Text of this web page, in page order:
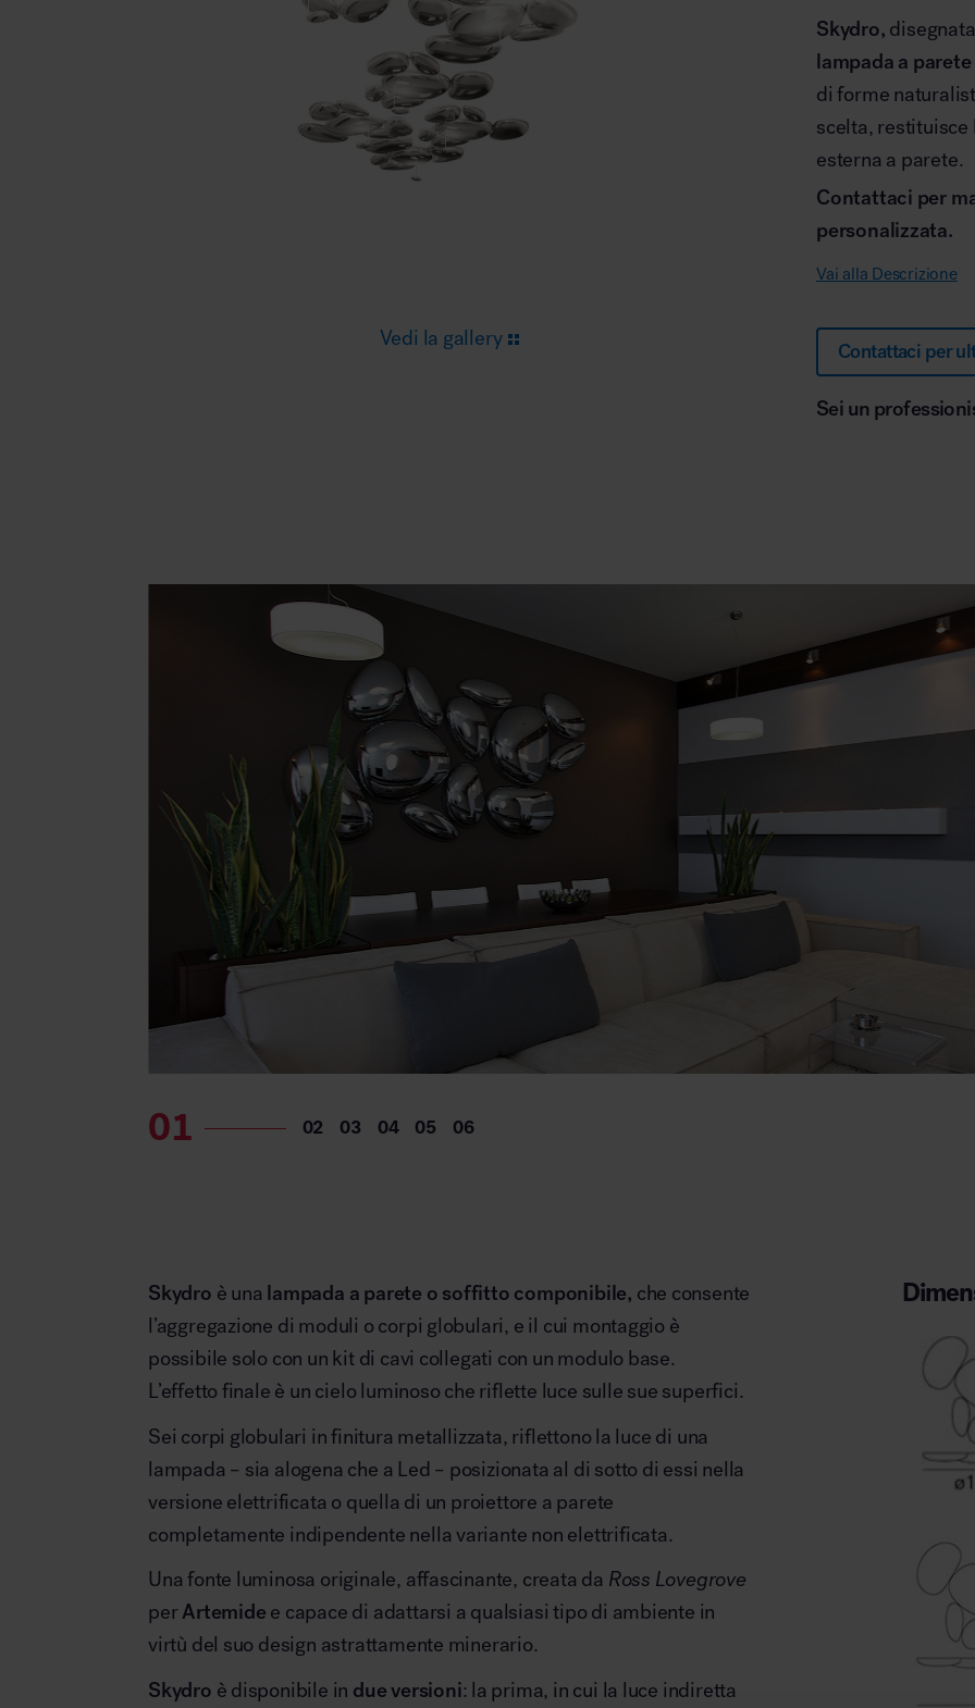
Vedi la gallery
Skydro,
lampada a
di forme
scelta, restituisce
esterna a parete.
Contattaci per
personalizzata.
Vai alla Descrizione
Contattaci per
Sei un
Skydro è una lampada a parete o soffitto componibile, che consente
l’aggregazione di moduli o corpi globulari, e il cui montaggio è
possibile solo con un kit di cavi collegati con un modulo base.
L’effetto finale è un cielo luminoso che riflette luce sulle sue superfici.
Sei corpi globulari in finitura metallizzata, riflettono la luce di una
lampada – sia alogena che a Led – posizionata al di sotto di essi nella
versione elettrificata o quella di un proiettore a parete
completamente indipendente nella variante non elettrificata.
Una fonte luminosa originale, affascinante, creata da Ross Lovegrove
perArtemide e capace di adattarsi a qualsiasi tipo di ambiente in
virtù del suo design astrattamente minerario.
Skydro è disponibile in due versioni: la prima, in cui la luce indiretta